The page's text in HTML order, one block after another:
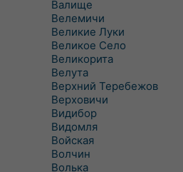
Валище
Велемичи
Великие Луки
Великое Село
Великорита
Велута
Верхний Теребежов
Верховичи
Видибор
Видомля
Войская
Волчин
Волька